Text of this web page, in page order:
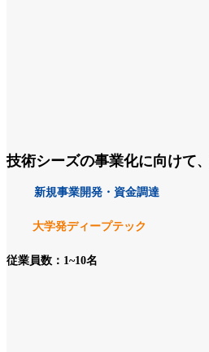
技術シーズの事業化に向けて、
新規事業開発・資金調達
大学発ディープテック
従業員数：1~10名